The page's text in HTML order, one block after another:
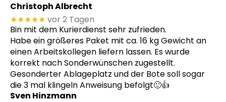
Christoph Albrecht
★★★★★ vor 2 Tagen
Bin mit dem Kurierdienst sehr zufrieden.
Habe ein größeres Paket mit ca. 16 kg Gewicht an
einen Arbeitskollegen liefern lassen. Es wurde
korrekt nach Sonderwünschen zugestellt.
Gesonderter Ablageplatz und der Bote soll sogar
die 3 mal klingeln Anweisung befolgt🙂👍
Sven Hinzmann